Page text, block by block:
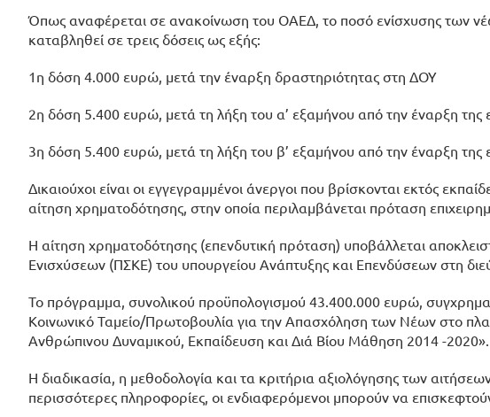
Όπως αναφέρεται σε ανακοίνωση του ΟΑΕΔ, το ποσό ενίσχυσης των
καταβληθεί σε τρεις δόσεις ως εξής:
1η δόση 4.000 ευρώ, μετά την έναρξη δραστηριότητας στη ΔΟΥ
2η δόση 5.400 ευρώ, μετά τη λήξη του α’ εξαμήνου από την έναρξη της
3η δόση 5.400 ευρώ, μετά τη λήξη του β’ εξαμήνου από την έναρξη της
Δικαιούχοι είναι οι εγγεγραμμένοι άνεργοι που βρίσκονται εκτός
αίτηση χρηματοδότησης, στην οποία περιλαμβάνεται πρόταση
Η αίτηση χρηματοδότησης (επενδυτική πρόταση) υποβάλλεται
Ενισχύσεων (ΠΣΚΕ) του υπουργείου Ανάπτυξης και Επενδύσεων στη
Το πρόγραμμα, συνολικού προϋπολογισμού 43.400.000 ευρώ,
Κοινωνικό Ταμείο/Πρωτοβουλία για την Απασχόληση των Νέων στο
Ανθρώπινου Δυναμικού, Εκπαίδευση και Διά Βίου Μάθηση 2014 -2020».
Η διαδικασία, η μεθοδολογία και τα κριτήρια αξιολόγησης των
περισσότερες πληροφορίες, οι ενδιαφερόμενοι μπορούν να